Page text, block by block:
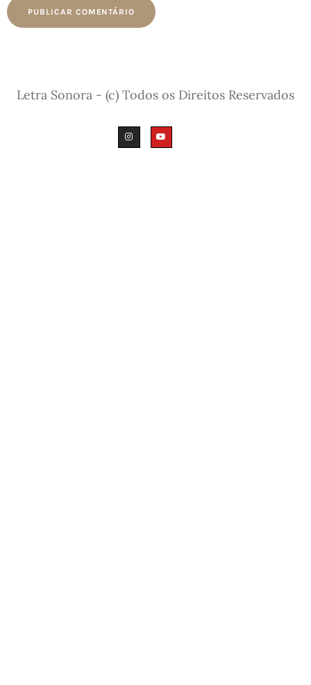
Letra Sonora - (c) Todos os Direitos Reservados